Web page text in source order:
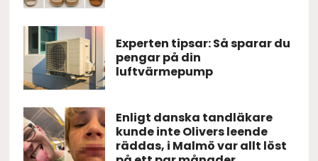
Experten tipsar: Så sparar du
pengar på din
luftvärmepump
Enligt danska tandläkare
kunde inte Olivers leende
räddas, i Malmö var allt löst